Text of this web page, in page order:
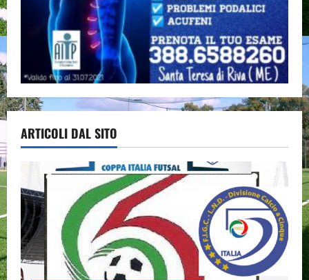
ARTICOLI DAL SITO